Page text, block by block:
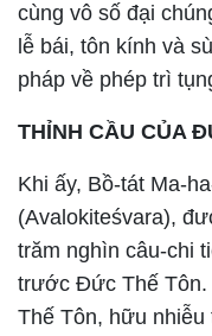
cùng vô số đại
lễ bái, tôn kính và
pháp về phép trì
THỈNH CẦU CỦA
Khi ấy, Bồ-tát Ma-
(Avalokiteśvara),
trăm nghìn câu-chi
trước Đức Thế Tôn.
Thế Tôn, hữu